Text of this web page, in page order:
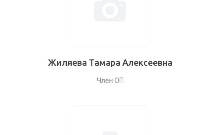
Жиляева Тамара Алексеевна
Член ОП